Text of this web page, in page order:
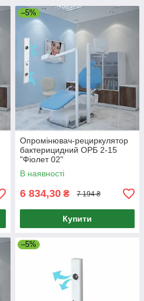
–5%
Опромінювач-рециркулятор
бактерицидний ОРБ 2-15
"Фіолет 02"
В наявності
6 834,30 ₴ 7 194 ₴
Купити
–5%